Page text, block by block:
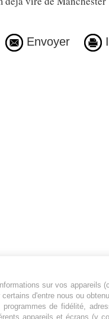
Envoyer
sur vos appareils
d'entre nous ou
de fidélité,
appareils et écrans (y